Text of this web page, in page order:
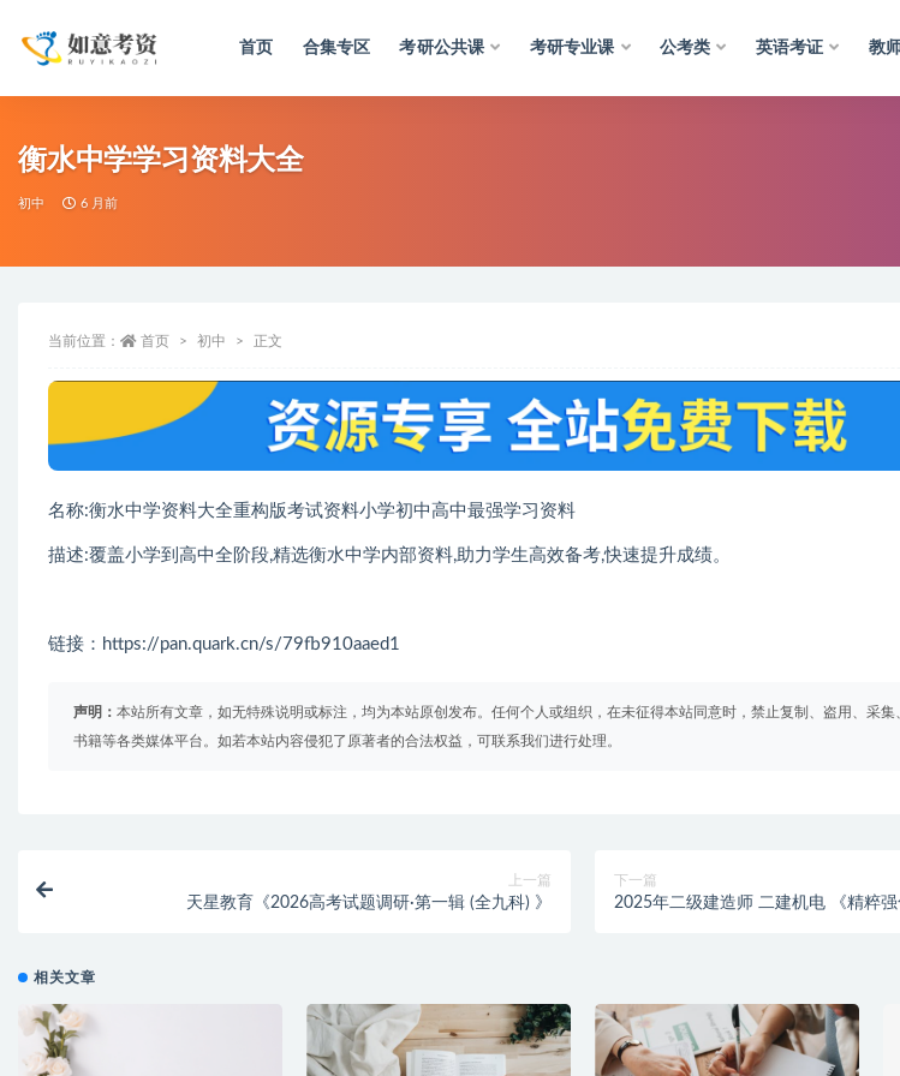
首页 合集专区 考研公共课 考研专业课 公考类 英语考证 教
衡水中学学习资料大全
初中 6 月前
当前位置： 首页 初中 正文
名称:衡水中学资料大全重构版考试资料小学初中高中最强学习资料
描述:覆盖小学到高中全阶段,精选衡水中学内部资料,助力学生高效备考,快速提升成绩。
链接：https://pan.quark.cn/s/79fb910aaed1
声明： 本站所有文章，如无特殊说明或标注，均为本站原创发布。任何个人或组织，在未征得本站同意时，禁止复制、盗用、采集
书籍等各类媒体平台。如若本站内容侵犯了原著者的合法权益，可联系我们进行处理。
上一篇
天星教育《2026高考试题调研·第一辑 (全九科) 》
下一篇
2025年二级建造师 二建机电 《精粹强
相关文章